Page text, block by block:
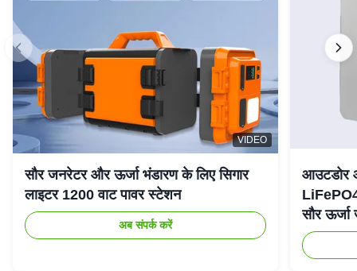
VIDEO
सौर जनरेटर और ऊर्जा भंडारण के लिए सिगार
लाइटर 1200 वाट पावर स्टेशन
अब संपर्क करें
आउटडोर
सौर